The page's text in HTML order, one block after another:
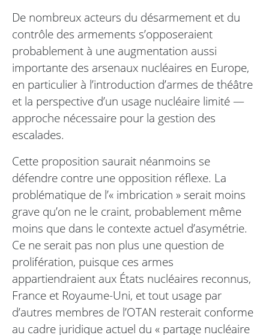
De nombreux acteurs du désarmement et du
contrôle des armements s’opposeraient
probablement à une augmentation aussi
importante des arsenaux nucléaires en Europe,
en particulier à l’introduction d’armes de théâtre
et la perspective d’un usage nucléaire limité —
approche nécessaire pour la gestion des
escalades.
Cette proposition saurait néanmoins se
défendre contre une opposition réflexe. La
problématique de l’« imbrication » serait moins
grave qu’on ne le craint, probablement même
moins que dans le contexte actuel d’asymétrie.
Ce ne serait pas non plus une question de
prolifération, puisque ces armes
appartiendraient aux États nucléaires reconnus,
France et Royaume-Uni, et tout usage par
d’autres membres de l’OTAN resterait conforme
au cadre juridique actuel du « partage nucléaire